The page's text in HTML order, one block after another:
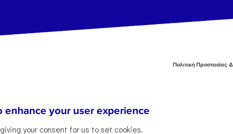
Πολιτική
your user experience
your consent for us to set cookies.